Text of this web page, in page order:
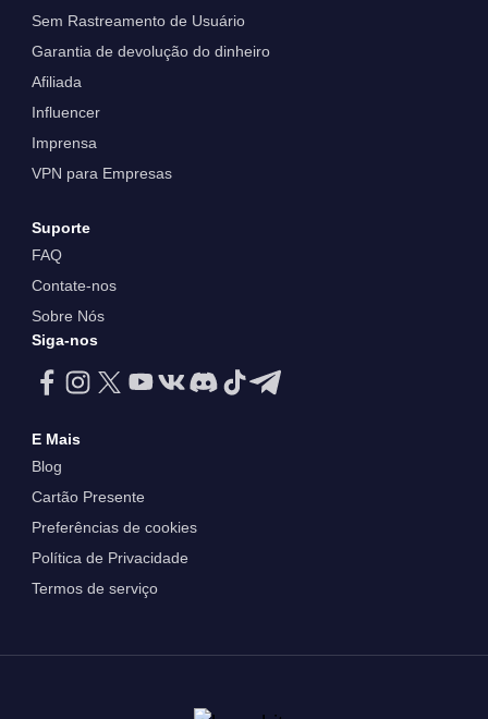
Sem Rastreamento de Usuário
Garantia de devolução do dinheiro
Afiliada
Influencer
Imprensa
VPN para Empresas
Suporte
FAQ
Contate-nos
Sobre Nós
Siga-nos
E Mais
Blog
Cartão Presente
Preferências de cookies
Política de Privacidade
Termos de serviço